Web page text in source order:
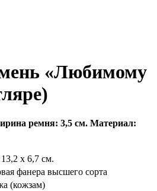
«Любимому
ремня: 3,5 см. Материал:
х 6,7 см.
фанера высшего сорта
(кожзам)